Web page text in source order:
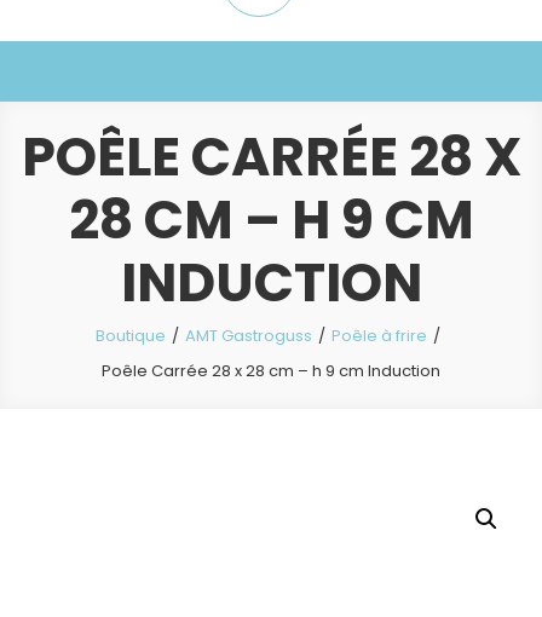
POÊLE CARRÉE 28 X
28 CM – H 9 CM
INDUCTION
Boutique AMT Gastroguss
Poêle à frire
Poêle Carrée 28 x 28 cm – h 9 cm Induction